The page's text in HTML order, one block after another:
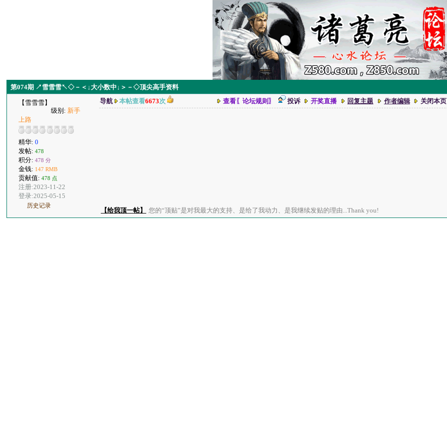
第074期 ↗雪雪雪↖◇－＜↓大小数中↓＞－◇顶尖高手资料
【雪雪雪】
级别: 新手
上路
精华:0
发帖:478
积分:478 分
金钱: 147 RMB
贡献值:478 点
注册:2023-11-22
登录:2025-05-15
历史记录
导航 本帖查看6673次 查看〖论坛规则〗 投诉 开奖直播 回复主题 作者编辑 关闭本页
【给我顶一帖】 您的“顶贴”是对我最大的支持、是给了我动力、是我继续发贴的理由...Thank you!